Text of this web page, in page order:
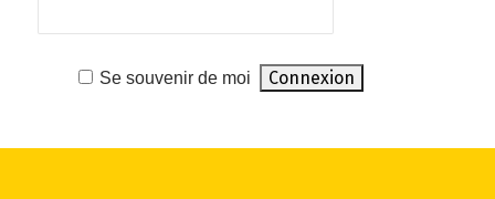
Se souvenir de moi